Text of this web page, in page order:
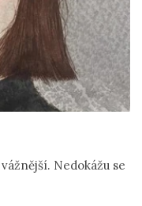
Nedokážu se